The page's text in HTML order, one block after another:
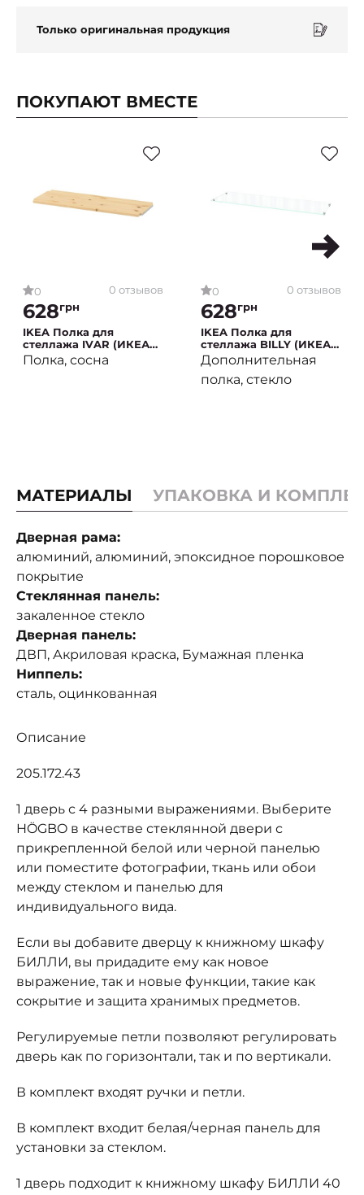
Только оригинальная продукция
ПОКУПАЮТ ВМЕСТЕ
0 0 отзывов
628грн
IKEA Полка для
стеллажа IVAR (ИКЕА
ИВАР)
Полка, сосна
0 0 отзывов
628грн
IKEA Полка для
стеллажа BILLY (ИКЕА
БИЛЛИ)
Дополнительная
полка, стекло
МАТЕРИАЛЫ УПАКОВКА И
Дверная рама:
алюминий, алюминий, эпоксидное порошковое
покрытие
Стеклянная панель:
закаленное стекло
Дверная панель:
ДВП, Акриловая краска, Бумажная пленка
Ниппель:
сталь, оцинкованная
Описание
205.172.43
1 дверь с 4 разными выражениями. Выберите
HÖGBO в качестве стеклянной двери с
прикрепленной белой или черной панелью
или поместите фотографии, ткань или обои
между стеклом и панелью для
индивидуального вида.
Если вы добавите дверцу к книжному шкафу
БИЛЛИ, вы придадите ему как новое
выражение, так и новые функции, такие как
сокрытие и защита хранимых предметов.
Регулируемые петли позволяют регулировать
дверь как по горизонтали, так и по вертикали.
В комплект входят ручки и петли.
В комплект входит белая/черная панель для
установки за стеклом.
1 дверь подходит к книжному шкафу БИЛЛИ 40